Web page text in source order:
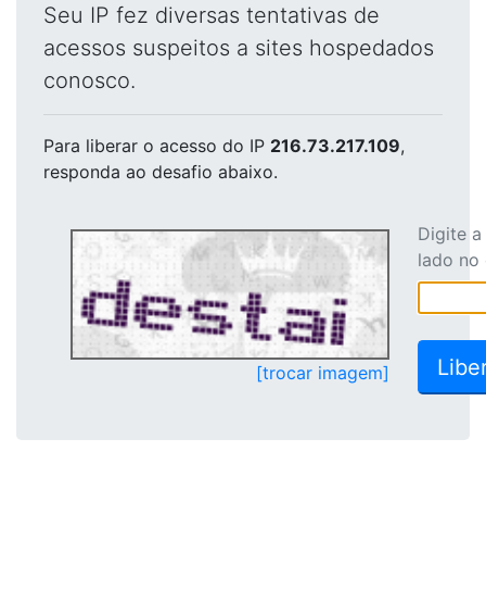
Seu IP fez diversas tentativas de
acessos suspeitos a sites hospedados
conosco.
Para liberar o acesso do IP 216.73.217.109,
responda ao desafio abaixo.
[trocar imagem]
Digite
lado no